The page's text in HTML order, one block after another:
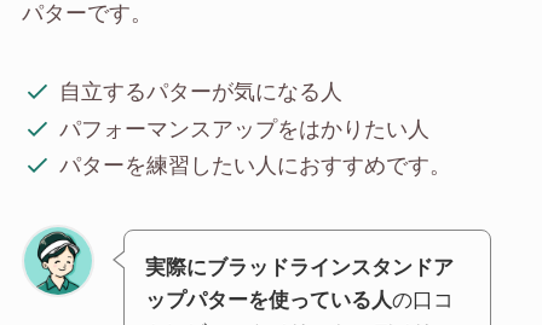
パターです。
自立するパターが気になる人
パフォーマンスアップをはかりたい人
パターを練習したい人におすすめです。
実際にブラッドラインスタンドア
ップパターを使っている人の口コ